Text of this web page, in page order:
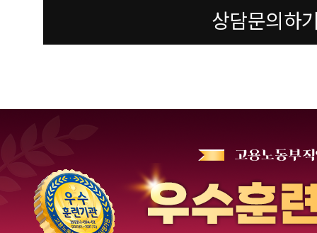
상담문의하